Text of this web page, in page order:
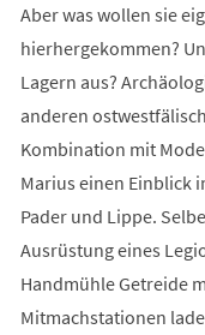
Aber was wollen sie
hierhergekommen?
Lagern aus?
anderen
Kombination mit
Marius einen Einblick
Pader und Lippe.
Ausrüstung eines
Handmühle Getreide
Mitmachstationen